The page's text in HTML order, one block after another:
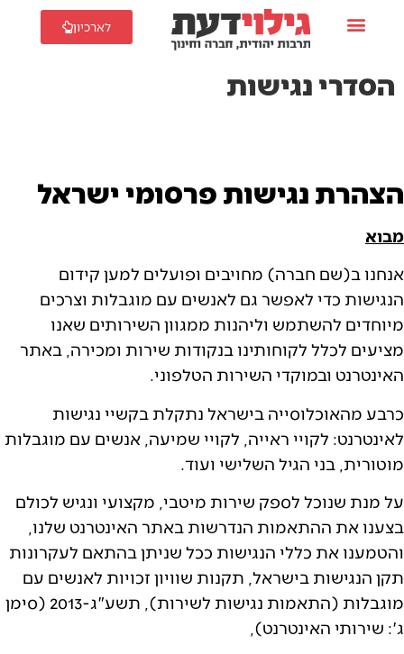
לארכיון
הסדרי נגישות
הצהרת נגישות פרסומי ישראל
מבוא
אנחנו ב(שם חברה) מחויבים ופועלים למען קידום
הנגישות כדי לאפשר גם לאנשים עם מוגבלות וצרכים
מיוחדים להשתמש וליהנות ממגוון השירותים שאנו
מציעים לכלל לקוחותינו בנקודות שירות ומכירה, באתר
האינטרנט ובמוקדי השירות הטלפוני.
כרבע מהאוכלוסייה בישראל נתקלת בקשיי נגישות
לאינטרנט: לקויי ראייה, לקויי שמיעה, אנשים עם מוגבלות
מוטורית, בני הגיל השלישי ועוד.
על מנת שנוכל לספק שירות מיטבי, מקצועי ונגיש לכולם
בצענו את ההתאמות הנדרשות באתר האינטרנט שלנו,
והטמענו את כללי הנגישות ככל שניתן בהתאם לעקרונות
תקן הנגישות בישראל, תקנות שוויון זכויות לאנשים עם
מוגבלות (התאמות נגישות לשירות), תשע"ג-2013 (סימן
ג': שירותי האינטרנט),